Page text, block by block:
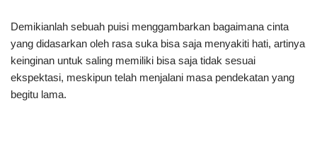
Demikianlah sebuah puisi menggambarkan bagaimana cinta
yang didasarkan oleh rasa suka bisa saja menyakiti hati, artinya
keinginan untuk saling memiliki bisa saja tidak sesuai
ekspektasi, meskipun telah menjalani masa pendekatan yang
begitu lama.